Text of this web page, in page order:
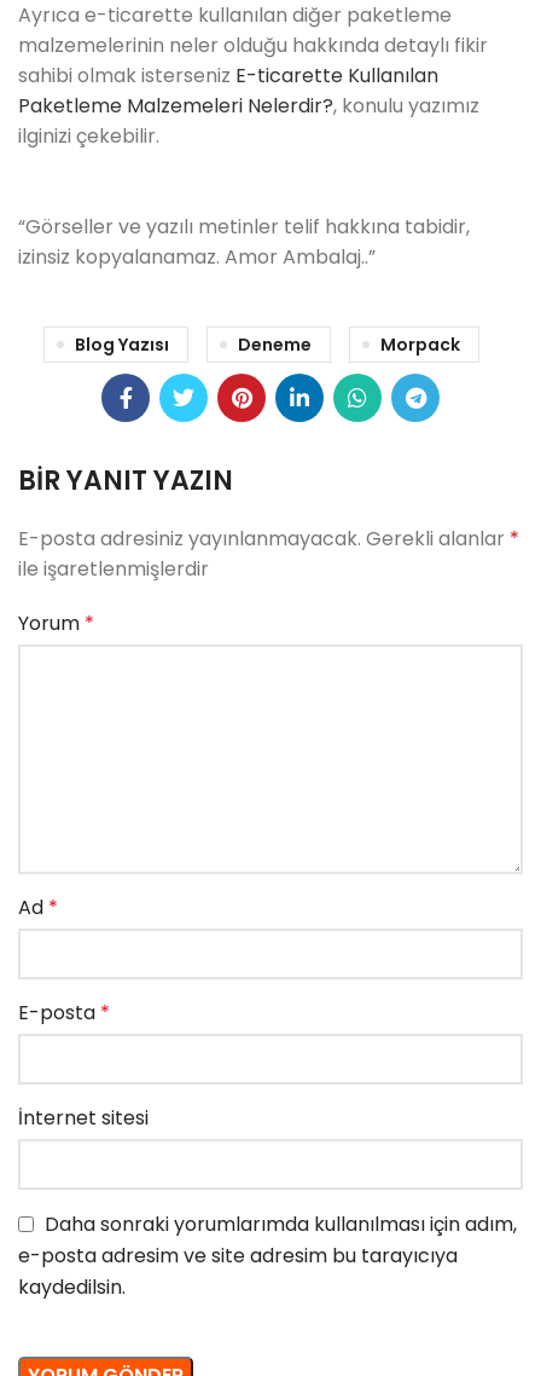
Ayrıca e-ticarette kullanılan diğer paketleme
malzemelerinin neler olduğu hakkında detaylı fikir
sahibi olmak isterseniz E-ticarette Kullanılan
Paketleme Malzemeleri Nelerdir?, konulu yazımız
ilginizi çekebilir.
“Görseller ve yazılı metinler telif hakkına tabidir,
izinsiz kopyalanamaz. Amor Ambalaj..”
Blog Yazısı Deneme Morpack
BIR YANIT YAZIN
E-posta adresiniz yayınlanmayacak. Gerekli alanlar *
ile işaretlenmişlerdir
Yorum *
Ad *
E-posta *
İnternet sitesi
Daha sonraki yorumlarımda kullanılması için adım,
e-posta adresim ve site adresim bu tarayıcıya
kaydedilsin.